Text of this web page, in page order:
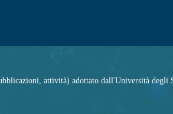
attività) adottato dall'Università degli